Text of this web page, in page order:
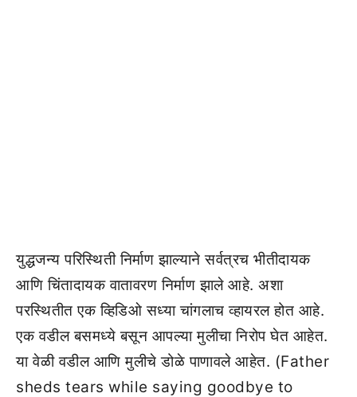
युद्धजन्य परिस्थिती निर्माण झाल्याने सर्वत्रच भीतीदायक
आणि चिंतादायक वातावरण निर्माण झाले आहे. अशा
परस्थितीत एक व्हिडिओ सध्या चांगलाच व्हायरल होत आहे.
एक वडील बसमध्ये बसून आपल्या मुलीचा निरोप घेत आहेत.
या वेळी वडील आणि मुलीचे डोळे पाणावले आहेत. (Father
sheds tears while saying goodbye to